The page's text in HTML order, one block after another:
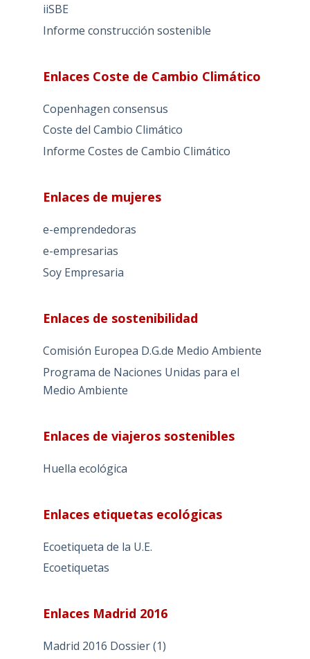
iiSBE
Informe construcción sostenible
Enlaces Coste de Cambio Climático
Copenhagen consensus
Coste del Cambio Climático
Informe Costes de Cambio Climático
Enlaces de mujeres
e-emprendedoras
e-empresarias
Soy Empresaria
Enlaces de sostenibilidad
Comisión Europea D.G.de Medio Ambiente
Programa de Naciones Unidas para el
Medio Ambiente
Enlaces de viajeros sostenibles
Huella ecológica
Enlaces etiquetas ecológicas
Ecoetiqueta de la U.E.
Ecoetiquetas
Enlaces Madrid 2016
Madrid 2016 Dossier (1)